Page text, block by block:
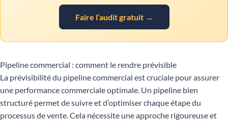
Faire l’audit gratuit →
Pipeline commercial : comment le rendre prévisible
La prévisibilité du pipeline commercial est cruciale pour assurer
une performance commerciale optimale. Un pipeline bien
structuré permet de suivre et d’optimiser chaque étape du
processus de vente. Cela nécessite une approche rigoureuse et